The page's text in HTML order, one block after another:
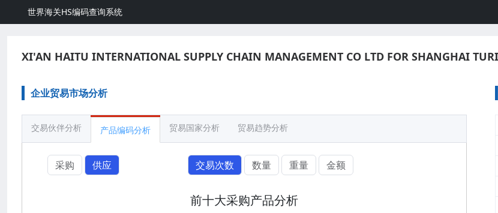
世界海关HS编码查询系统
XI'AN HAITU INTERNATIONAL SUPPLY CHAIN MANAGEMENT CO LTD FOR SHANGHAI
企业贸易市场分析
交易伙伴分析 产品编码分析 贸易国家分析 贸易趋势分析
采购 供应 交易次数 数量 重量 金额
前十大采购产品分析